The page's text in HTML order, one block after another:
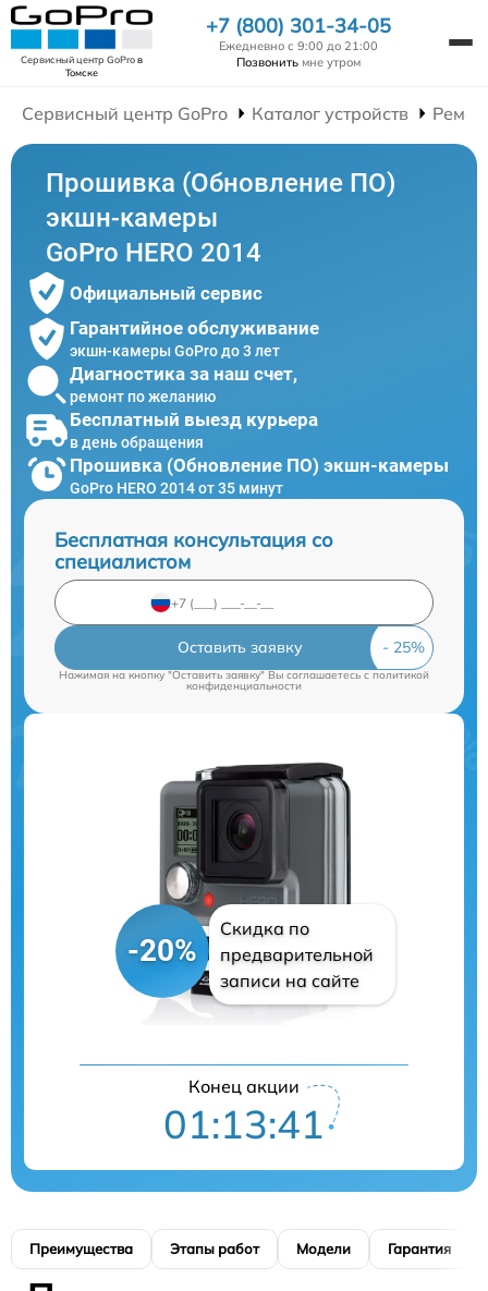
Сервисный центр GoProв
Томске
+7 (800) 301-34-05
Ежедневно с 9:00 до 21:00
Позвонить мне утром
Сервисный центр GoPro Каталог устройств
Прошивка (Обновление ПО)
экшн-камеры
GoPro HERO 2014
Официальный сервис
Гарантийное обслуживание
экшн-камеры GoPro до 3 лет
Диагностика за наш счет,
ремонт по желанию
Бесплатный выезд курьера
в день обращения
Прошивка (Обновление ПО) экшн-камеры
GoPro HERO 2014 от 35 минут
Бесплатная консультация со
специалистом
Оставить заявку
Нажимая на кнопку "Оставить заявку" Вы соглашаетесь c политикой
конфиденциальности
-20%
Скидка по
предварительной
записи на сайте
Конец акции
01:13:40
Преимущества Этапы работ Модели Гарантия